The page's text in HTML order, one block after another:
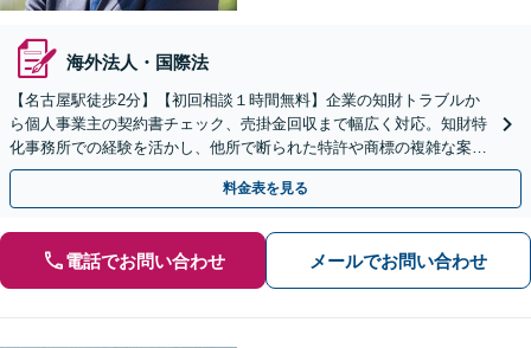
海外法人・国際法
【名古屋駅徒歩2分】【初回相談１時間無料】企業の知財トラブルか
ら個人事業主の契約書チェック、売掛金回収まで幅広く対応。知財特
化事務所での経験を活かし、他所で断られた特許や商標の複雑な案件
も親身にサポート。事業を守るためにご相談ください。
料金表を見る
電話でお問い合わせ メールでお問い合わせ